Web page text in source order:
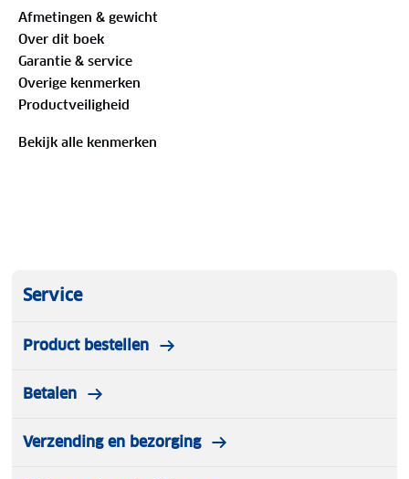
Afmetingen & gewicht
Over dit boek
Garantie & service
Overige kenmerken
Productveiligheid
Bekijk alle kenmerken
Service
Product bestellen
Betalen
Verzending en bezorging